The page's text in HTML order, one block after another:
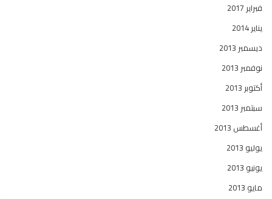
فبراير 2017
يناير 2014
ديسمبر 2013
نوفمبر 2013
أكتوبر 2013
سبتمبر 2013
أغسطس 2013
يوليو 2013
يونيو 2013
مايو 2013